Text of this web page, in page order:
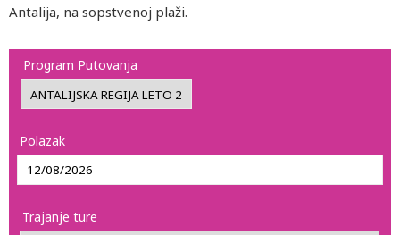
Antalija, na sopstvenoj plaži.
Program Putovanja
Polazak
Trajanje ture